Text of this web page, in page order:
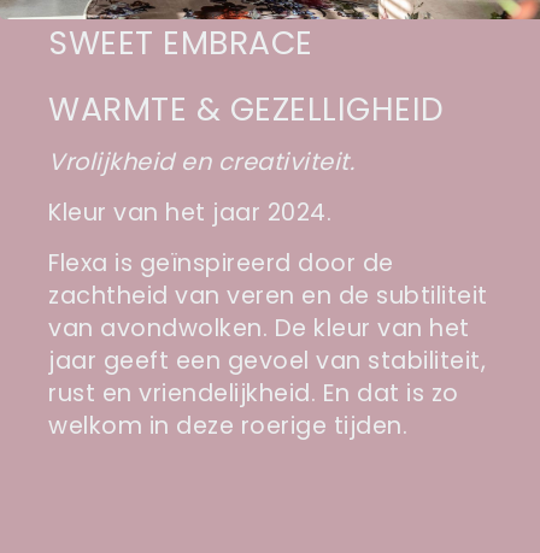
SWEET EMBRACE
WARMTE & GEZELLIGHEID
Vrolijkheid en creativiteit.
Kleur van het jaar 2024.
Flexa is geïnspireerd door de
zachtheid van veren en de subtiliteit
van avondwolken. De kleur van het
jaar geeft een gevoel van stabiliteit,
rust en vriendelijkheid. En dat is zo
welkom in deze roerige tijden.